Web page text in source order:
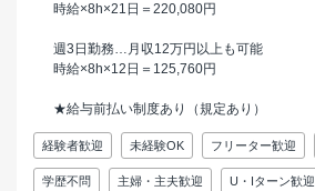
時給×8h×21日＝220,080円
週3日勤務…月収12万円以上も可能
時給×8h×12日＝125,760円
★給与前払い制度あり（規定あり）
経験者歓迎 未経験OK フリーター歓迎
学歴不問 主婦・主夫歓迎 U・Iターン歓迎